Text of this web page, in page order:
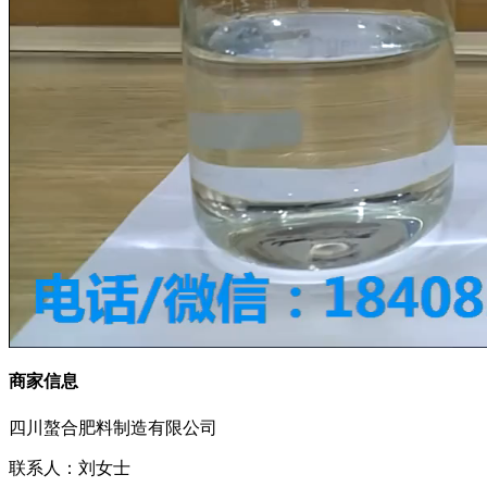
商家信息
四川螯合肥料制造有限公司
联系人：刘女士